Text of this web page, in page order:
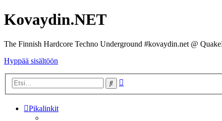
Kovaydin.NET
The Finnish Hardcore Techno Underground #kovaydin.net @
Hyppää sisältöön
Etsi
Pikalinkit